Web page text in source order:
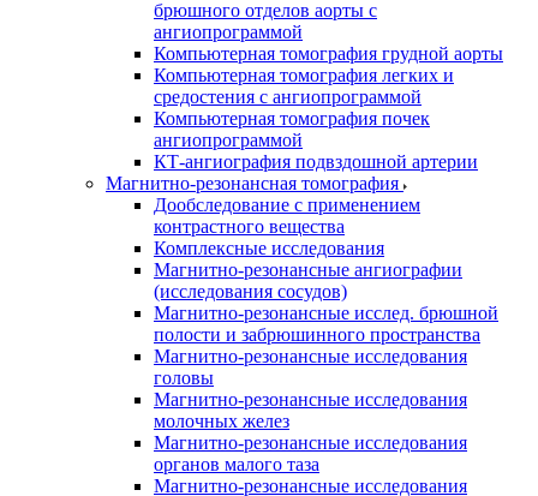
брюшного отделов аорты с
ангиопрограммой
Компьютерная томография грудной аорты
Компьютерная томография легких и
средостения с ангиопрограммой
Компьютерная томография почек
ангиопрограммой
КТ-ангиография подвздошной артерии
Магнитно-резонансная томография
Дообследование с применением
контрастного вещества
Комплексные исследования
Магнитно-резонансные ангиографии
(исследования сосудов)
Магнитно-резонансные исслед. брюшной
полости и забрюшинного пространства
Магнитно-резонансные исследования
головы
Магнитно-резонансные исследования
молочных желез
Магнитно-резонансные исследования
органов малого таза
Магнитно-резонансные исследования